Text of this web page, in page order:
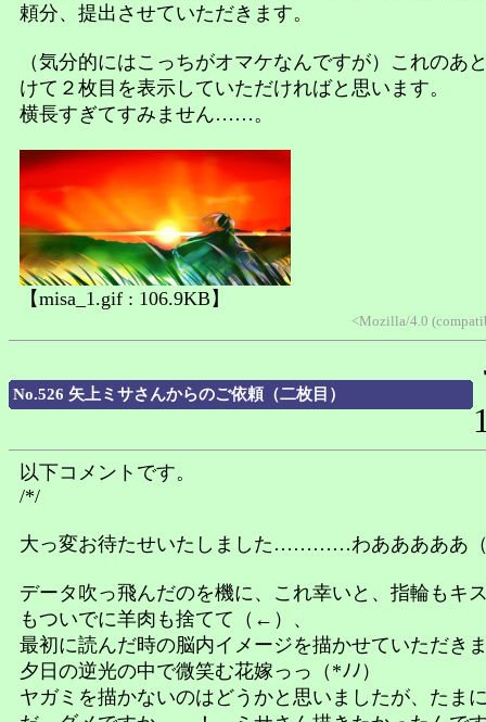
頼分、提出させていただきます。
（気分的にはこっちがオマケなんですが）これのあ
けて２枚目を表示していただければと思います。
横長すぎてすみません……。
【misa_1.gif : 106.9KB】
<Mozilla/4.0
No.526 矢上ミサさんからのご依頼（二枚目）
以下コメントです。
/*/
大っ変お待たせいたしました…………わあああああ
データ吹っ飛んだのを機に、これ幸いと、指輪もキ
もついでに羊肉も捨てて（←）、
最初に読んだ時の脳内イメージを描かせていただ
夕日の逆光の中で微笑む花嫁っっ（*ﾉﾉ）
ヤガミを描かないのはどうかと思いましたが、たま